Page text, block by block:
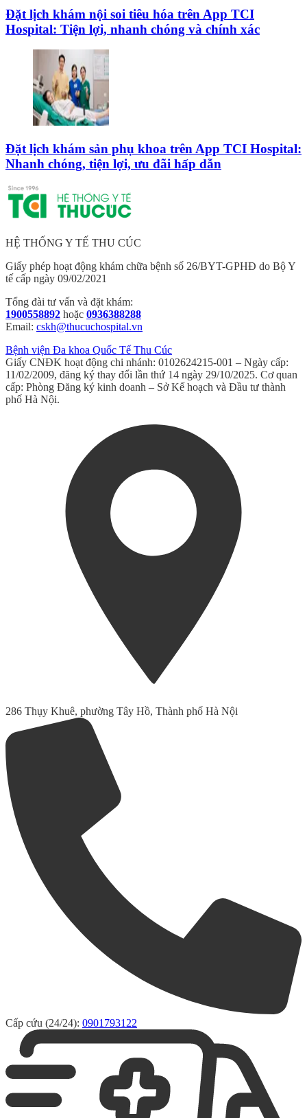
Đặt lịch khám nội soi tiêu hóa trên App TCI
Hospital: Tiện lợi, nhanh chóng và chính xác
Đặt lịch khám sản phụ khoa trên App TCI Hospital:
Nhanh chóng, tiện lợi, ưu đãi hấp dẫn
HỆ THỐNG Y TẾ THU CÚC
Giấy phép hoạt động khám chữa bệnh số 26/BYT-GPHĐ do Bộ Y
tế cấp ngày 09/02/2021
Tổng đài tư vấn và đặt khám:
1900558892 hoặc 0936388288
Email: cskh@thucuchospital.vn
Bệnh viện Đa khoa Quốc Tế Thu Cúc
Giấy CNĐK hoạt động chi nhánh: 0102624215-001 – Ngày cấp:
11/02/2009, đăng ký thay đổi lần thứ 14 ngày 29/10/2025. Cơ quan
cấp: Phòng Đăng ký kinh doanh – Sở Kế hoạch và Đầu tư thành
phố Hà Nội.
286 Thụy Khuê, phường Tây Hồ, Thành phố Hà Nội
Cấp cứu (24/24): 0901793122